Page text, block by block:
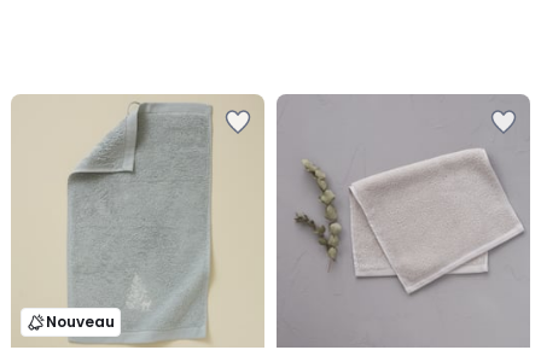
Nouveau